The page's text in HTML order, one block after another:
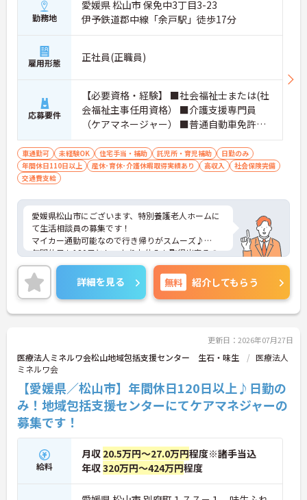
勤務地
愛媛県 松山市 保免中3丁目3-23
伊予鉄道郡中線「余戸駅」徒歩17分
雇用形態 正社員(正職員)
応募要件
【必要資格・経験】 ■社会福祉士または(社
会福祉主事任用資格） ■介護支援専門員
（ケアマネージャー） ■普通自動車免許（A
T限定可） ■PC基本操作できる方 ■生活相
談員経験者歓迎
車通勤可 未経験OK 住宅手当・補助 託児所・育児補助
日勤のみ
年間休日110日以上
産休･育休･介護休暇取得実績あり 高収入
社会保険完備
交通費支給
愛媛県松山市にございます、特別養護老人ホームに
て生活相談員の募集です！
マイカー通勤可能なので行き帰りがスムーズ♪
年間休日も120日としっかりお休みも取得出来るの
で、ワークライフバランスを大切にしたい方にオス
スメです◎
また、育児休暇制度や利用可能な託児所があり、お
子様のいらっしゃる方でも安心して働けます★
ご興味のある方は、マイナビ介護職までお問い合わ
詳細を見る 無料 紹介してもらう
更新日：2026年07月27日
医療法人ミネルワ会松山地域包括支援センター 生石・味生
医療法人
ミネルワ会
【愛媛県／松山市】年間休日120日以上♪日勤の
み！地域包括支援センターにてケアマネジャーの
募集です！
給料
月収 20.5万円～27.0万円程度※諸手当込
年収320万円～424万円程度